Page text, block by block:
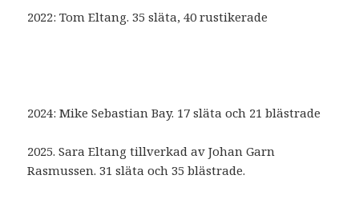
2022: Tom Eltang. 35 släta, 40 rustikerade
2024: Mike Sebastian Bay. 17 släta och 21 blästrade
2025. Sara Eltang tillverkad av Johan Garn
Rasmussen. 31 släta och 35 blästrade.